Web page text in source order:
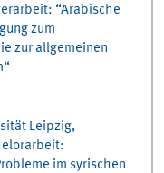
“Arabische
zum
zur allgemeinen
Leipzig,
im syrischen